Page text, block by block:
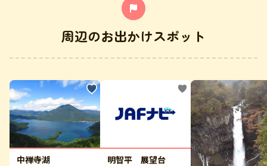
周辺のお出かけスポット
中禅寺湖 明智平 展望台